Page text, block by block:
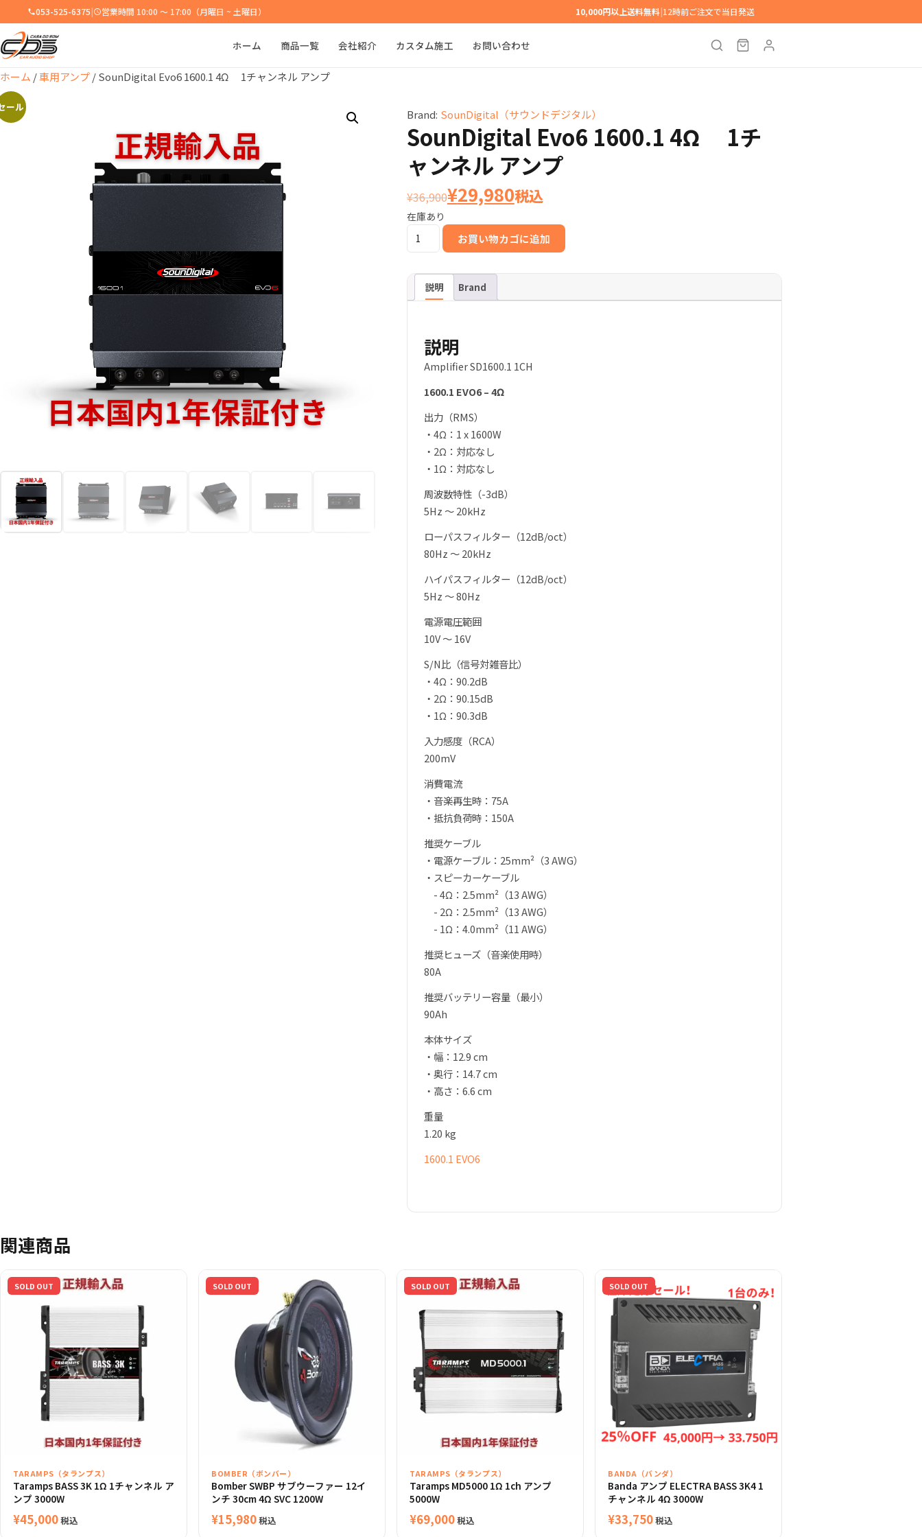
053-525-6375| 営業時間 10:00 ～ 17:00（月曜日 ~ 土曜日） 10,000円以上送料無料|12時前ご注文で当日発送
ホーム 商品一覧 会社紹介 カスタム施工 お問い合わせ
ホーム /車用アンプ/ SounDigital Evo6 1600.1 4Ω 1チャンネル アンプ
ール
Brand: SounDigital（サウンドデジタル）
SounDigital Evo6 1600.1 4Ω 1チ
ャンネル アンプ
¥36,900
元
の
格
¥36,900
た。
¥29,980
現
在
価
¥29,980
す。
税込
在庫あり
SounDigital
4Ω
1
お買い物カゴに追加
説明 Brand
説明
Amplifier SD1600.1 1CH
1600.1 EVO6 – 4Ω
出力（RMS）
・4Ω：1 x 1600W
・2Ω：対応なし
・1Ω：対応なし
周波数特性（-3dB）
5Hz ～ 20kHz
ローパスフィルター（12dB/oct）
80Hz ～ 20kHz
ハイパスフィルター（12dB/oct）
5Hz ～ 80Hz
電源電圧範囲
10V ～ 16V
S/N比（信号対雑音比）
・4Ω：90.2dB
・2Ω：90.15dB
・1Ω：90.3dB
入力感度（RCA）
200mV
消費電流
・音楽再生時：75A
・抵抗負荷時：150A
推奨ケーブル
・電源ケーブル：25mm²（3 AWG）
・スピーカーケーブル
- 4Ω：2.5mm²（13 AWG）
- 2Ω：2.5mm²（13 AWG）
- 1Ω：4.0mm²（11 AWG）
推奨ヒューズ（音楽使用時）
80A
推奨バッテリー容量（最小）
90Ah
本体サイズ
・幅：12.9 cm
・奥行：14.7 cm
・高さ：6.6 cm
重量
1.20 kg
1600.1 EVO6
関連商品
SOLD OUT
TARAMPS（タランプス）
Taramps BASS 3K 1Ω 1チャンネル ア
ンプ 3000W
¥45,000税込
SOLD OUT
BOMBER（ボンバー）
Bomber SWBP サブウーファー 12イ
ンチ 30cm 4Ω SVC 1200W
¥15,980税込
SOLD OUT
TARAMPS（タランプス）
Taramps MD5000 1Ω 1ch アンプ
5000W
¥69,000税込
SOLD OUT
BANDA（バンダ）
Banda アンプ ELECTRA BASS 3K4 1
チャンネル 4Ω 3000W
¥33,750税込